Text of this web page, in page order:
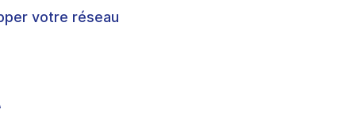
votre réseau